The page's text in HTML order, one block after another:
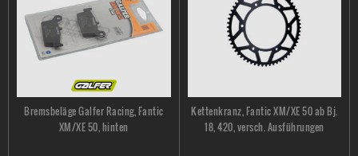
Bremsbeläge Galfer Racing, Fantic
XM/XE 50, hinten
Kettenkranz, Fantic XM/XE 50 ab Bj.
18, 420, versch. Ausführungen